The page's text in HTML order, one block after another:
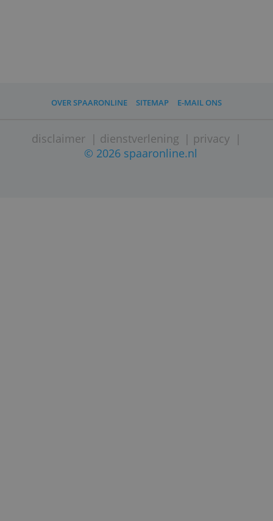
Daar lees je reviews en open je meteen